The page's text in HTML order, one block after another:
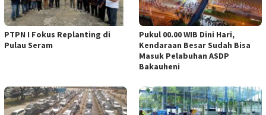
PTPN I Fokus Replanting di
Pulau Seram
Pukul 00.00 WIB Dini Hari,
Kendaraan Besar Sudah Bisa
Masuk Pelabuhan ASDP
Bakauheni